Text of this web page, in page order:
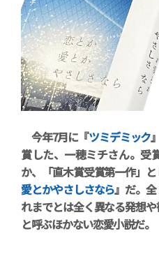
今年7月に『ツミデミック
賞した、一穂ミチさん。受
か、「直木賞受賞第一作」
愛とかやさしさなら』だ。
れまでとは全く異なる発想
と呼ぶほかない恋愛小説だ。